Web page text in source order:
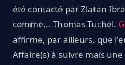
été contacté par Zlatan
comme... Thomas Tuchel.
affirme, par ailleurs, que
Affaire(s) à suivre mais